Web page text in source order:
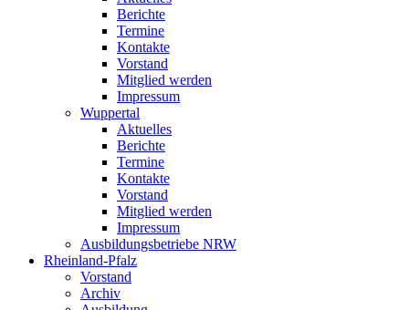
Berichte
Termine
Kontakte
Vorstand
Mitglied werden
Impressum
Wuppertal
Aktuelles
Berichte
Termine
Kontakte
Vorstand
Mitglied werden
Impressum
Ausbildungsbetriebe NRW
Rheinland-Pfalz
Vorstand
Archiv